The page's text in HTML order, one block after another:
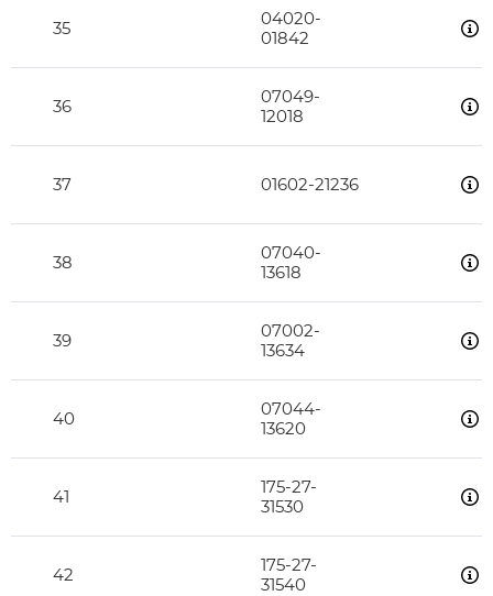
35
04020-
01842
36
07049-
12018
37 01602-21236
38
07040-
13618
39
07002-
13634
40
07044-
13620
41
175-27-
31530
42
175-27-
31540